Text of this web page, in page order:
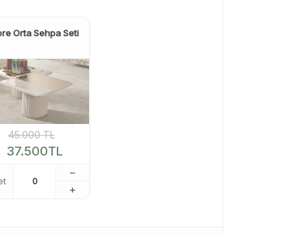
Orta Sehpa Seti
45.000TL
37.500TL